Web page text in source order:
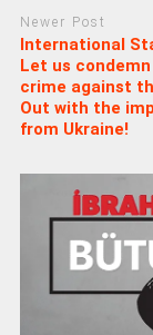
Newer Post
International
Let us
crime against
Out with the
from Ukraine!